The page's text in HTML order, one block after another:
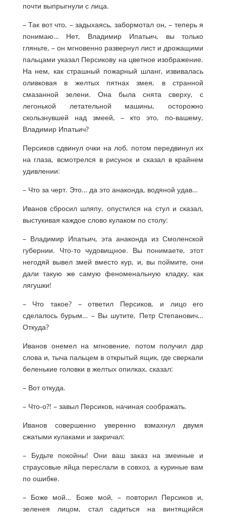
почти выпрыгнули с лица.
– Так вот что, – задыхаясь, забормотал он, – теперь я
понимаю… Нет, Владимир Ипатьич, вы только
гляньте, – он мгновенно развернул лист и дрожащими
пальцами указал Персикову на цветное изображение.
На нем, как страшный пожарный шланг, извивалась
оливковая в желтых пятнах змея, в странной
смазанной зелени. Она была снята сверху, с
легонькой летательной машины, осторожно
скользнувшей над змеей, – кто это, по-вашему,
Владимир Ипатьич?
Персиков сдвинул очки на лоб, потом передвинул их
на глаза, всмотрелся в рисунок и сказал в крайнем
удивлении:
– Что за черт. Это… да это анаконда, водяной удав…
Иванов сбросил шляпу, опустился на стул и сказал,
выстукивая каждое слово кулаком по столу:
– Владимир Ипатьич, эта анаконда из Смоленской
губернии. Что-то чудовищное. Вы понимаете, этот
негодяй вывел змей вместо кур, и, вы поймите, они
дали такую же самую феноменальную кладку, как
лягушки!
– Что такое? – ответил Персиков, и лицо его
сделалось бурым… – Вы шутите, Петр Степанович…
Откуда?
Иванов онемел на мгновение, потом получил дар
слова и, тыча пальцем в открытый ящик, где сверкали
беленькие головки в желтых опилках, сказал:
– Вот откуда.
– Что-о?! – завыл Персиков, начиная соображать.
Иванов совершенно уверенно взмахнул двумя
сжатыми кулаками и закричал:
– Будьте покойны! Они ваш заказ на змеиные и
страусовые яйца переслали в совхоз, а куриные вам
по ошибке.
– Боже мой… Боже мой, – повторил Персиков и,
зеленея лицом, стал садиться на винтящийся